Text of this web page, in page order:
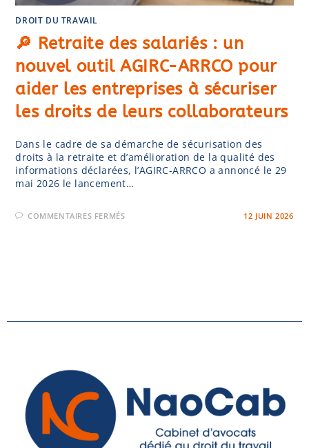
DROIT DU TRAVAIL
🔎 Retraite des salariés : un
nouvel outil AGIRC-ARRCO pour
aider les entreprises à sécuriser
les droits de leurs collaborateurs
Dans le cadre de sa démarche de sécurisation des
droits à la retraite et d’amélioration de la qualité des
informations déclarées, l’AGIRC-ARRCO a annoncé le 29
mai 2026 le lancement…
COMMENTAIRES FERMÉS 12 JUIN 2026